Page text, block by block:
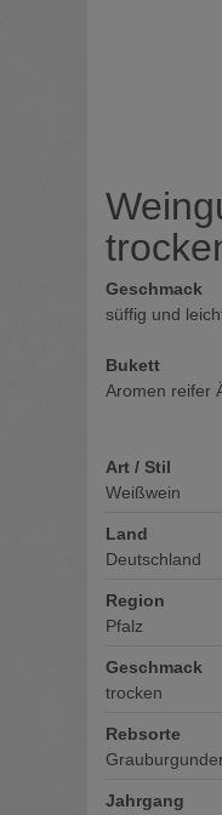
Geschmack
süffig und
Bukett
Aromen reifer
Art / Stil
Weißwein
Land
Deutschland
Region
Pfalz
Geschmack
trocken
Rebsorte
Jahrgang